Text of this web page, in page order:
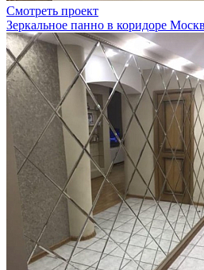
Смотреть проект
Зеркальное панно в коридоре